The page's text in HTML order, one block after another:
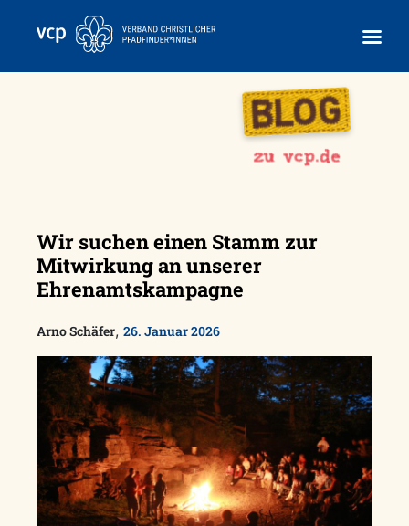
Wir suchen einen Stamm zur
Mitwirkung an unserer
Ehrenamtskampagne
Arno Schäfer, 26. Januar 2026